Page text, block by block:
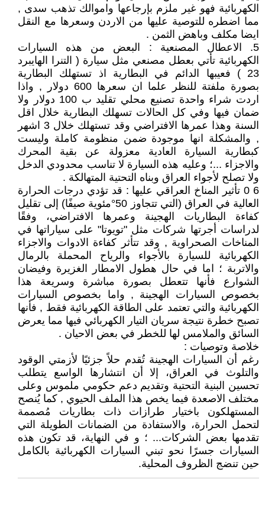
الكهربائية فهو غير ملزم بإرجاعها واموالك تذهب سدى ,
مما اضطره للتوصية عليها من الاردن وسعرها مع النقل
ايضا مكلف وباهض الثمن .
5. الاعطال المصنعية : البعض من هذه السيارات
الكهربائية تأتي بعطل مصنعي مثل سيارة ( التنرا الهايبرد
23 ) فعيبها الدائم في البطارية اذ تستهلك البطارية
بصورة ملفتة للنظر علما ان سعرها 600 دولار , واذا
اردت شراء واحدة تصنيع محلي تقليد ب 100 دولار ولا
ضمان فيها وفي كل الحالات تسهلك البطارية خلال اقل
السنة وهذا عمرها الافتراضي وقد تستهلك خلال 3 اشهر
, والمشكلة انها موجودة ضمن منظومة كاملة وليست
كبطارية السيارة العادية معزولة عن بقية المحرك
والاجزاء ...؛ وعليه هذه السيارة لا تناسب محدودي الدخل
ولا تصلح لأجواء العراق وبناه التحتية المتهالكة .
6 0 تأثير المناخ العراقي عليها : قد تؤدي درجات الحرارة
العالية في العراق (التي تتجاوز 50°مئوية صيفًا) إلى تقليل
كفاءة البطاريات الهجينة وعمرها الافتراضي، وفقًا
لدراسات أجرتها شركات مثل "تويوتا" على سياراتها في
المناخات الصحراوية , وقد تتأثر كفاءة الادوات والاجزاء
الكهربائية للسيارة بالأجواء والرياح المحملة بالرمال
والاتربة ؛ اما في حال هطول الامطار الغزيرة وفيضان
الشوارع فأنها تتعطل بصورة مباشرة وسريعة هذا
بخصوص السيارات الهجينة , واما بخصوص السيارات
الكهربائية والتي تعتمد على الطاقة الكهربائية فقط , فأنها
تصبح خطرة نتيجة سريان التيار الكهربائي فيها مما يعرض
السائق والملامس لها للخطر في بعض الاحيان .
خلاصة وتوصيات :
رغم أن السيارات الهجينة تُقدم حلاً جزئيًا لأزمتي الوقود
والتلوث في العراق، إلا أن انتشارها الواسع يتطلب
تحسين البنية التحتية وتقديم دعم حكومي ملموس وعلى
مختلف الاصعدة فيما يخص هذا الملف الحيوي , كما يُنصح
المستهلكون باختيار طرازات ذات بطاريات مُصممة
لتحمل الحرارة، والاستفادة من الضمانات الطويلة التي
تقدمها بعض الشركات... ؛ و في النهاية، قد تكون هذه
السيارات جسرًا نحو تبني السيارات الكهربائية بالكامل
حين تنضج الظروف المحلية.